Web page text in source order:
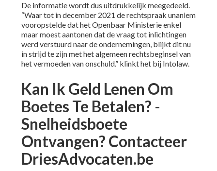
De informatie wordt dus uitdrukkelijk meegedeeld.
“Waar tot in december 2021 de rechtspraak unaniem
vooropstelde dat het Openbaar Ministerie enkel
maar moest aantonen dat de vraag tot inlichtingen
werd verstuurd naar de ondernemingen, blijkt dit nu
in strijd te zijn met het algemeen rechtsbeginsel van
het vermoeden van onschuld.” klinkt het bij Intolaw.
Kan Ik Geld Lenen Om
Boetes Te Betalen? -
Snelheidsboete
Ontvangen? Contacteer
DriesAdvocaten.be